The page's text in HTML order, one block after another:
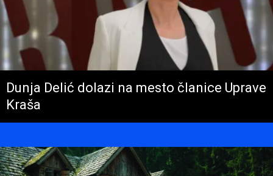
Dunja Delić dolazi na mesto članice Uprave
Kraša